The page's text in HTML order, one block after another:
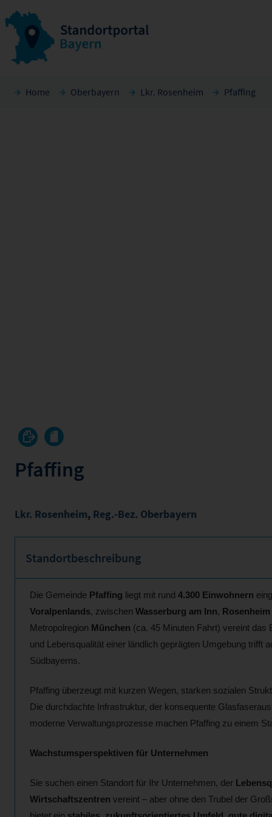
Home Oberbayern Lkr. Rosenheim Pfaffing
Pfaffing
Lkr. Rosenheim, Reg.-Bez. Oberbayern
Standortbeschreibung
Die Gemeinde Pfaffing liegt mit rund 4.300 Einwohnern
Voralpenlands, zwischen Wasserburg am Inn, Rosenheim
Metropolregion München (ca. 45 Minuten Fahrt) vereint das
und Lebensqualität einer ländlich geprägten Umgebung trifft
Südbayerns.
Pfaffing überzeugt mit kurzen Wegen, starken sozialen
Die durchdachte Infrastruktur, der konsequente
moderne Verwaltungsprozesse machen Pfaffing zu einem
Wachstumsperspektiven für Unternehmen
Sie suchen einen Standort für Ihr Unternehmen, der
Wirtschaftszentren vereint – aber ohne den Trubel der